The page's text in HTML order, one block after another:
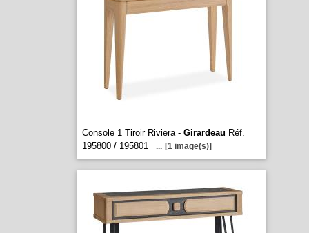
Console 1 Tiroir Riviera - Girardeau Réf.
195800 / 195801
... [1 image(s)]